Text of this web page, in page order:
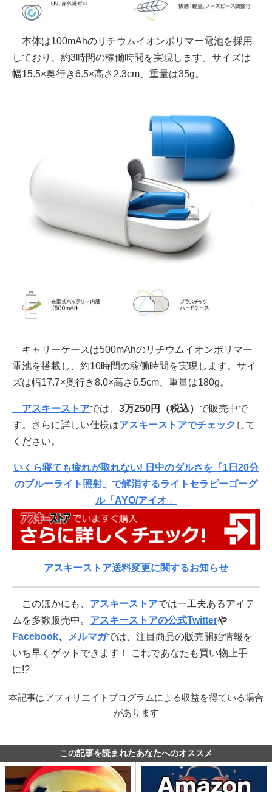
本体は100mAhのリチウムイオンポリマー電池を採用
しており、約3時間の稼働時間を実現します。サイズは
幅15.5×奥行き6.5×高さ2.3cm、重量は35g。
キャリーケースは500mAhのリチウムイオンポリマー
電池を搭載し、約10時間の稼働時間を実現します。サイ
ズは幅17.7×奥行き8.0×高さ6.5cm、重量は180g。
アスキーストアでは、 3万250円 （税込） で販売中で
す。さらに詳しい仕様はアスキーストアでチェック して
ください。
いくら寝ても疲れが取れない! 日中のダルさを「1日20分
のブルーライト照射」で解消するライトセラピーゴーグ
ル「AYO/アイオ」
アスキーストア送料変更に関するお知らせ
このほかにも、 アスキーストアでは一工夫あるアイテ
ムを多数販売中。 アスキーストアの公式Twitterや
Facebook、 メルマガでは、注目商品の販売開始情報を
いち早くゲットできます！ これであなたも買い物上手
に!?
本記事はアフィリエイトプログラムによる収益を得ている場合
があります
この記事を読まれたあなたへのオススメ